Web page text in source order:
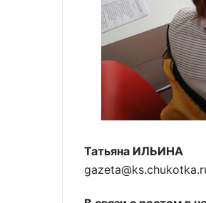
Татьяна ИЛЬИНА